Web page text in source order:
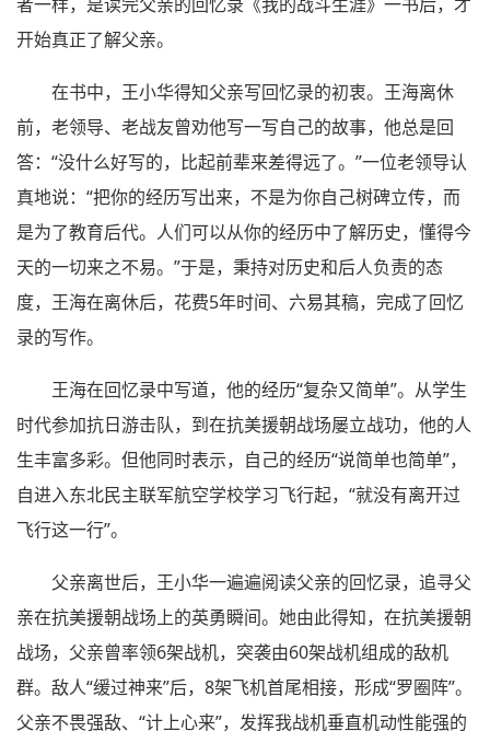
开始真正了解父亲。
在书中，王小华得知父亲写回忆录的初衷。王海离休
前，老领导、老战友曾劝他写一写自己的故事，他总是回
答：“没什么好写的，比起前辈来差得远了。”一位老领导认
真地说：“把你的经历写出来，不是为你自己树碑立传，而
是为了教育后代。人们可以从你的经历中了解历史，懂得今
天的一切来之不易。”于是，秉持对历史和后人负责的态
度，王海在离休后，花费5年时间、六易其稿，完成了回忆
录的写作。
王海在回忆录中写道，他的经历“复杂又简单”。从学生
时代参加抗日游击队，到在抗美援朝战场屡立战功，他的人
生丰富多彩。但他同时表示，自己的经历“说简单也简单”，
自进入东北民主联军航空学校学习飞行起，“就没有离开过
飞行这一行”。
父亲离世后，王小华一遍遍阅读父亲的回忆录，追寻父
亲在抗美援朝战场上的英勇瞬间。她由此得知，在抗美援朝
战场，父亲曾率领6架战机，突袭由60架战机组成的敌机
群。敌人“缓过神来”后，8架飞机首尾相接，形成“罗圈阵”。
父亲不畏强敌、“计上心来”，发挥我战机垂直机动性能强的